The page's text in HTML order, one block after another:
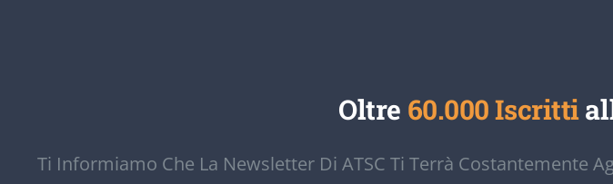
Oltre 60.000 Iscritti
Ti Informiamo Che La Newsletter Di ATSC Ti Terrà Costantemente